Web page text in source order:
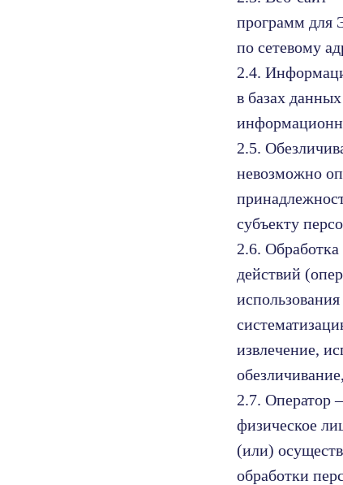
программ для
по сетевому
2.4.
в базах
2.5.
невозможно
субъекту
2.6.
действий
извлечение,
2.7. Оператор
физическое
(или)
обработки